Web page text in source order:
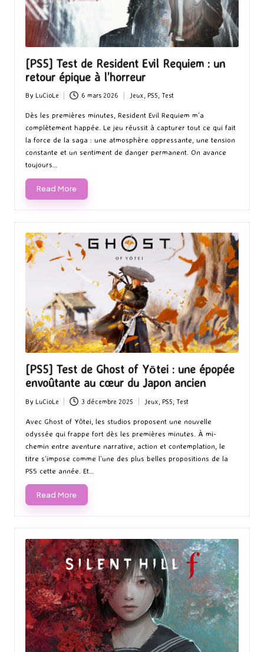
[PS5] Test de Resident Evil Requiem : un
retour épique à l’horreur
Posted
by
By LuCioLe 6 mars 2026
Posted
in
Jeux, PS5, Test
Dès les premières minutes, Resident Evil Requiem m’a
complètement happée. Le jeu réussit à capturer tout ce qui fait
la force de la saga : une atmosphère oppressante, une tension
constante et un sentiment de danger permanent. On avance
toujours…
Read More
[PS5] Test de Ghost of Yōtei : une épopée
envoûtante au cœur du Japon ancien
Posted
by
By LuCioLe 3 décembre 2025
Posted
Jeux PS5 Test
Avec Ghost of Yōtei, les studios proposent une nouvelle
odyssée qui frappe fort dès les premières minutes. À mi-
chemin entre aventure narrative, action et contemplation, le
titre s’impose comme l’une des plus belles propositions de la
PS5 cette année. Et…
Read More